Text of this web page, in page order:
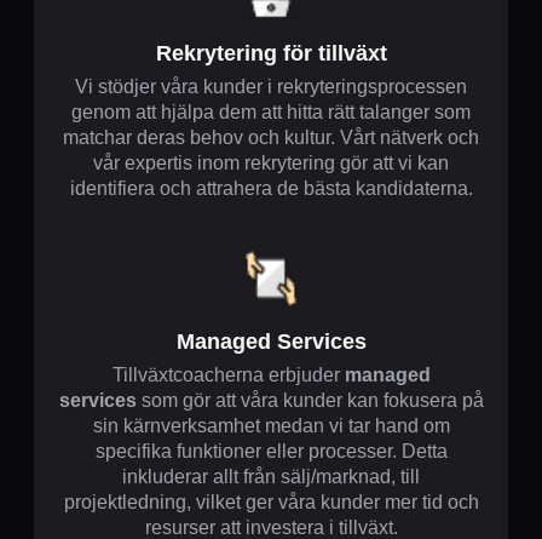
Rekrytering för tillväxt
Vi stödjer våra kunder i rekryteringsprocessen
genom att hjälpa dem att hitta rätt talanger som
matchar deras behov och kultur. Vårt nätverk och
vår expertis inom rekrytering gör att vi kan
identifiera och attrahera de bästa kandidaterna.
Managed Services
Tillväxtcoacherna erbjuder managed
servicessom gör att våra kunder kan fokusera på
sin kärnverksamhet medan vi tar hand om
specifika funktioner eller processer. Detta
inkluderar allt från sälj/marknad, till
projektledning, vilket ger våra kunder mer tid och
resurser att investera i tillväxt.